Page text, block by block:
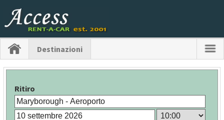
Destinazioni
Ritiro